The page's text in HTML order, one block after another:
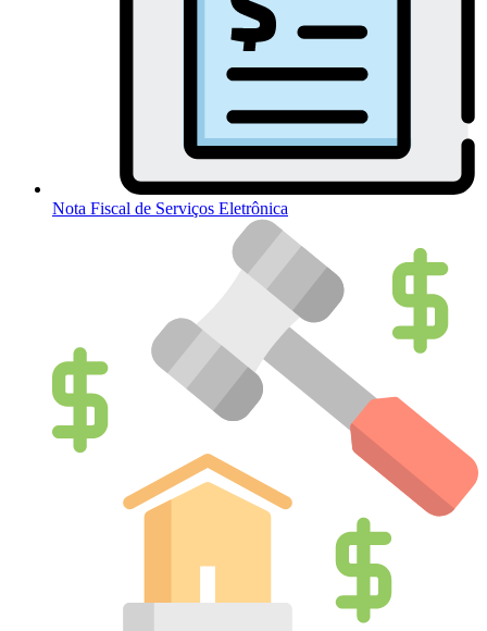
Nota Fiscal de Serviços Eletrônica